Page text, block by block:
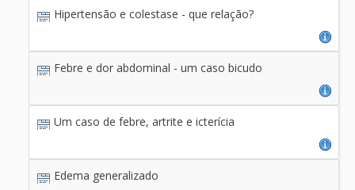
Hipertensão e colestase - que relação?
Febre e dor abdominal - um caso bicudo
Um caso de febre, artrite e icterícia
Edema generalizado